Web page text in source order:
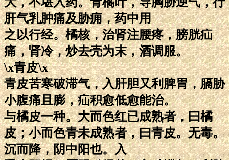
肝气乳肿痛及胁痈，药中用
之以行经。橘核，治肾注腰疼，膀胱疝
痛，肾冷，炒去壳为末，酒调服。
\x青皮\x
青皮苦寒破滞气，入肝胆又利脾胃，膈胁
小腹痛且膨，疝积愈低愈能治。
与橘皮一种。大而色红已成熟者，曰橘
皮；小而色青未成熟者，曰青皮。无毒。
沉而降，阴中阳也。入